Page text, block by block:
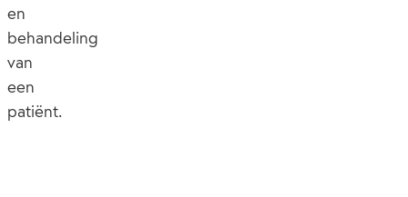
en
behandeling
van
een
patiënt.